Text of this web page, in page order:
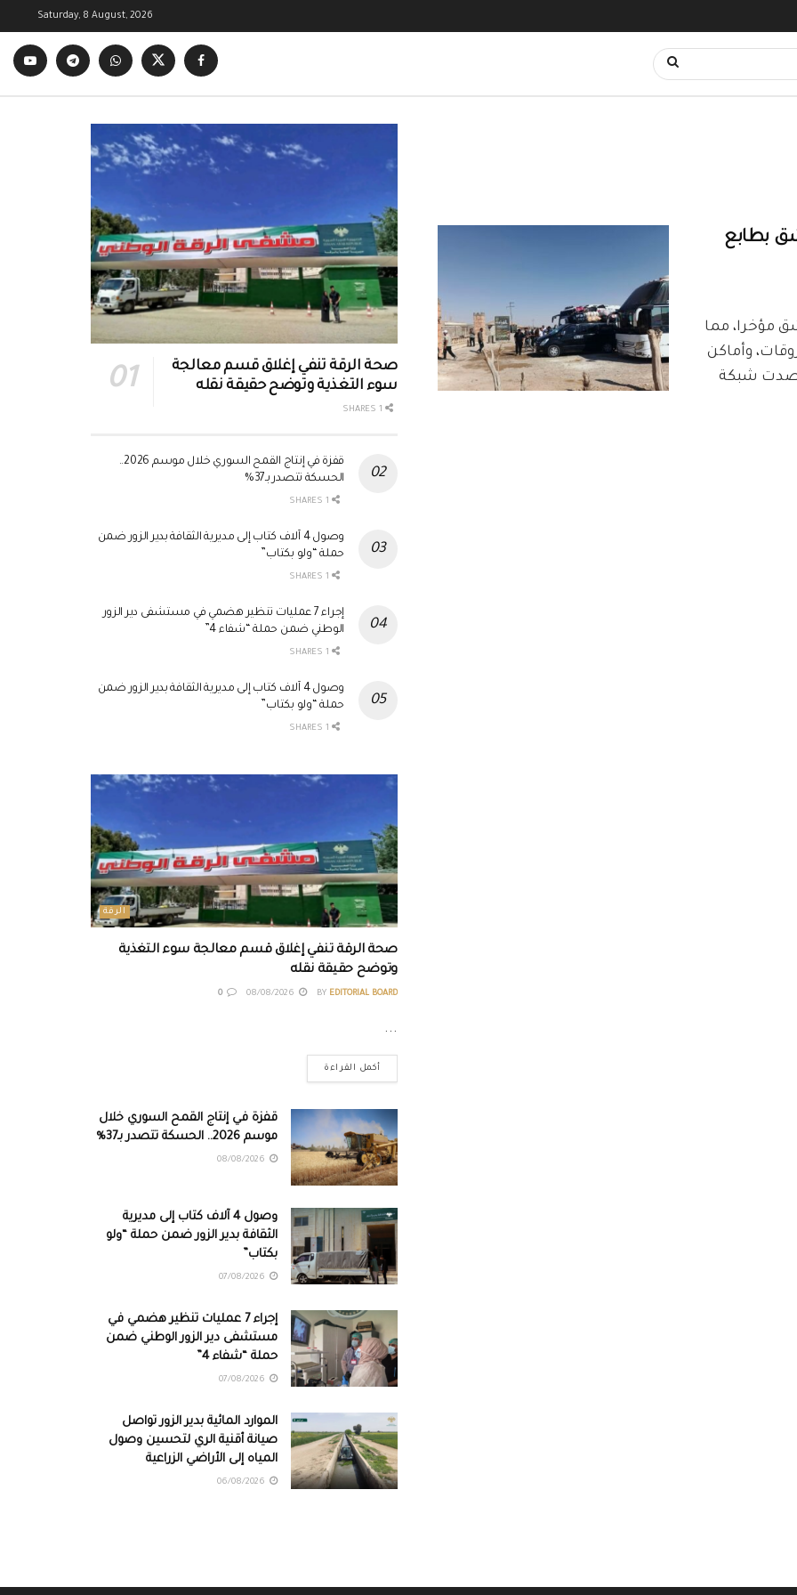
Saturday, 8 August, 2026
بطابع
مؤخرا، مما
وأماكن
رصدت شبكة
صحة الرقة تنفي إغلاق قسم معالجة
سوء التغذية وتوضح حقيقة نقله
قفزة في إنتاج القمح السوري خلال موسم 2026..
الحسكة تتصدر بـ37%
وصول 4 آلاف كتاب إلى مديرية الثقافة بدير الزور ضمن
حملة “ولو بكتاب”
إجراء 7 عمليات تنظير هضمي في مستشفى دير الزور
الوطني ضمن حملة “شفاء 4”
وصول 4 آلاف كتاب إلى مديرية الثقافة بدير الزور ضمن
حملة “ولو بكتاب”
الرقة
صحة الرقة تنفي إغلاق قسم معالجة سوء التغذية
وتوضح حقيقة نقله
BY EDITORIAL BOARD
0
...
أكمل القراءة
قفزة في إنتاج القمح السوري خلال
موسم 2026.. الحسكة تتصدر بـ37%
وصول 4 آلاف كتاب إلى مديرية
الثقافة بدير الزور ضمن حملة “ولو
بكتاب”
إجراء 7 عمليات تنظير هضمي في
مستشفى دير الزور الوطني ضمن
حملة “شفاء 4”
الموارد المائية بدير الزور تواصل
صيانة أقنية الري لتحسين وصول
المياه إلى الأراضي الزراعية